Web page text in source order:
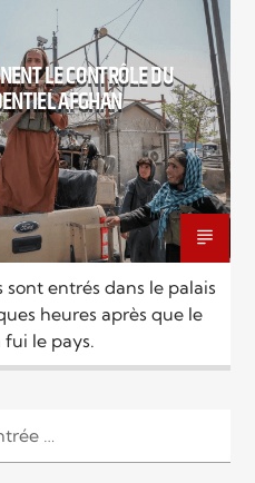
LE CONTRÔLE DU
AFGHAN
entrés dans le palais
heures après que le
le pays.